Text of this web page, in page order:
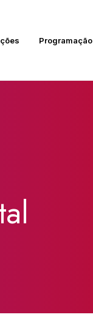
Programação